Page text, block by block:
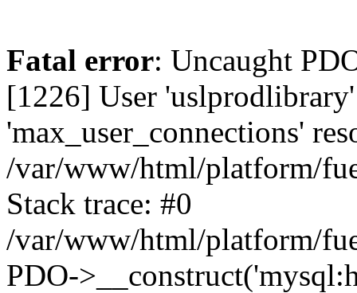
Fatal error: Uncaught
[1226] User 'uslprodlibrary'
'max_user_connections'
/var/www/html/platform/
Stack trace: #0
/var/www/html/platform/
PDO-